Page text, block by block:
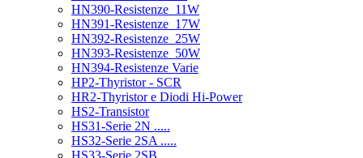
HN390-Resistenze_11W
HN391-Resistenze_17W
HN392-Resistenze_25W
HN393-Resistenze_50W
HN394-Resistenze Varie
HP2-Thyristor - SCR
HR2-Thyristor e Diodi Hi-Power
HS2-Transistor
HS31-Serie 2N .....
HS32-Serie 2SA .....
HS33-Serie 2SB .....